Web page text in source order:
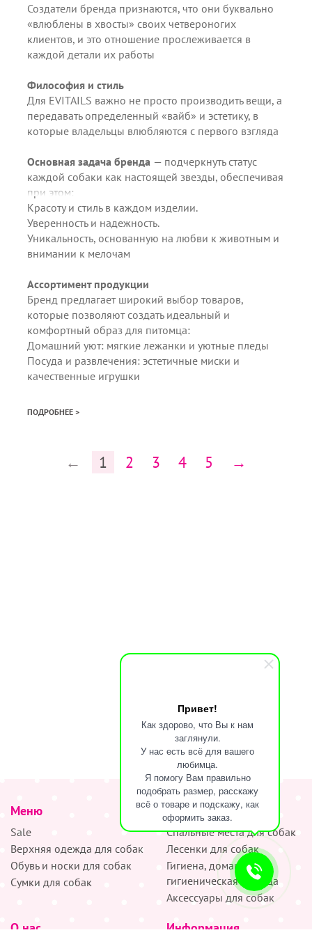
Привет!
Как здорово, что Вы к нам
заглянули.
У нас есть всё для вашего
любимца.
Я помогу Вам правильно
подобрать размер, расскажу
всё о товаре и подскажу, как
оформить заказ.
Создатели бренда признаются, что они буквально
«влюблены в хвосты» своих четвероногих
клиентов, и это отношение прослеживается в
каждой детали их работы
Философия и стиль
Для EVITAILS важно не просто производить вещи, а
передавать определенный «вайб» и эстетику, в
которые владельцы влюбляются с первого взгляда
Основная задача бренда — подчеркнуть статус
каждой собаки как настоящей звезды, обеспечивая
при этом:
Красоту и стиль в каждом изделии.
Уверенность и надежность.
Уникальность, основанную на любви к животным и
внимании к мелочам
Ассортимент продукции
Бренд предлагает широкий выбор товаров,
которые позволяют создать идеальный и
комфортный образ для питомца:
Домашний уют: мягкие лежанки и уютные пледы
Посуда и развлечения: эстетичные миски и
качественные игрушки
ПОДРОБНЕЕ >
← 1 2 3 4 5 →
Меню
Sale
Верхняя одежда для собак
Обувь и носки для собак
Сумки для собак
Спальные места для собак
Лесенки для собак
Гигиена, домашняя и
гигиеническая одежда
Аксессуары для собак
О нас Информация
наверх